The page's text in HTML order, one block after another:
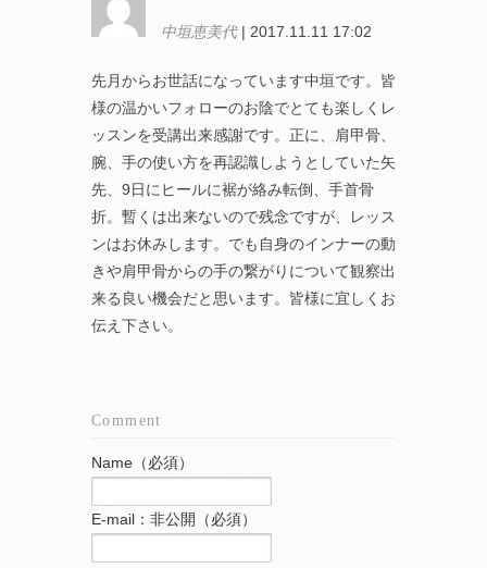
中垣恵美代| 2017.11.11 17:02
先月からお世話になっています中垣です。皆
様の温かいフォローのお陰でとても楽しくレ
ッスンを受講出来感謝です。正に、肩甲骨、
腕、手の使い方を再認識しようとしていた矢
先、9日にヒールに裾が絡み転倒、手首骨
折。暫くは出来ないので残念ですが、レッス
ンはお休みします。でも自身のインナーの動
きや肩甲骨からの手の繋がりについて観察出
来る良い機会だと思います。皆様に宜しくお
伝え下さい。
Comment
Name（必須）
E-mail：非公開（必須）